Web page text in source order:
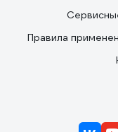
Правила